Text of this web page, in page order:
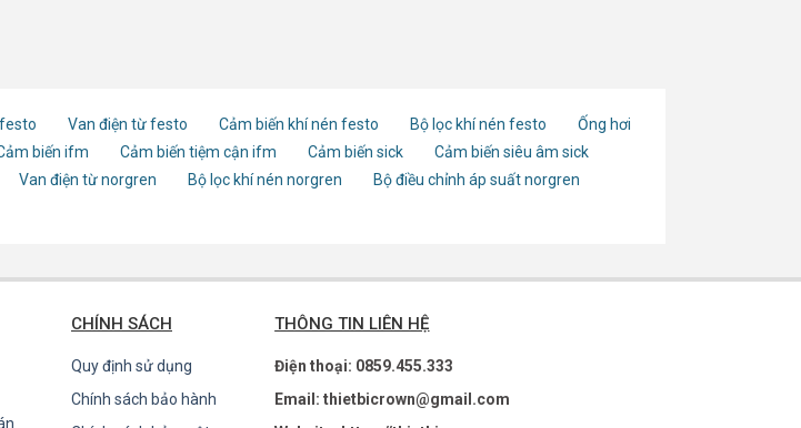
Van điện từ festo Cảm biến khí nén festo Bộ lọc khí nén festo
Ống hơi
biến ifm Cảm biến tiệm cận ifm Cảm biến sick
Cảm biến siêu âm sick
Van điện từ norgren Bộ lọc khí nén norgren
Bộ điều chỉnh áp suất norgren
CHÍNH SÁCH
Quy định sử dụng
Chính sách bảo hành
THÔNG TIN LIÊN HỆ
Điện thoại: 0859.455.333
Email: thietbicrown@gmail.com